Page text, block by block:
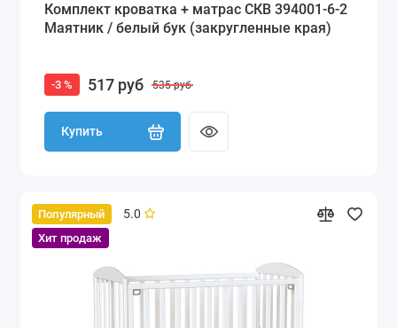
Комплект кроватка + матрас СКВ 394001-6-2
Маятник / белый бук (закругленные края)
-3 % 517 руб 535 руб
Купить
Популярный
Хит продаж
5.0